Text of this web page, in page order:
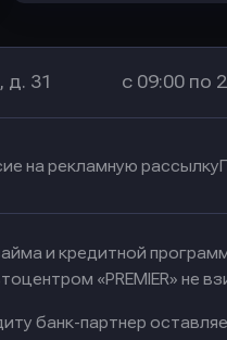
д. 31 с 09:00 по
на рекламную рассылку
и кредитной
«PREMIER» не
банк-партнер